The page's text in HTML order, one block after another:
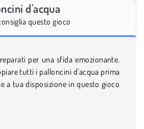
d'acqua
questo gioco
per una sfida emozionante.
tutti i palloncini d'acqua prima
a tua disposizione in questo gioco